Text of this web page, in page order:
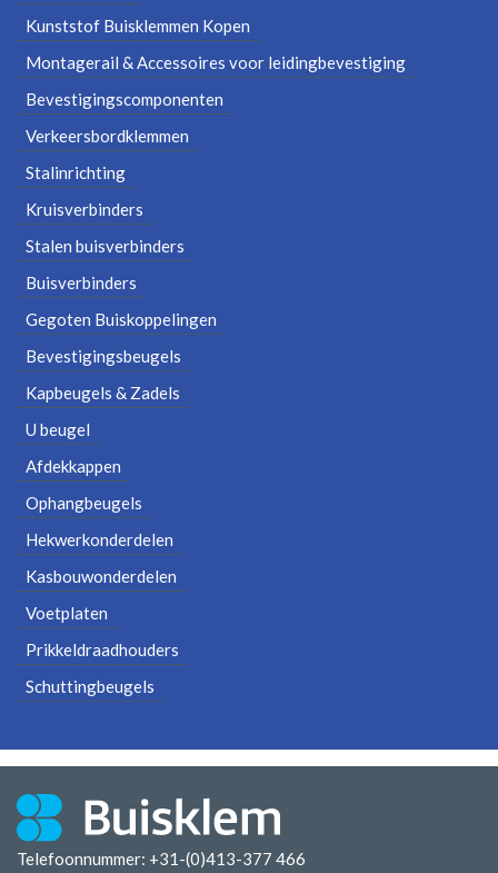
Kunststof Buisklemmen Kopen
Montagerail & Accessoires voor leidingbevestiging
Bevestigingscomponenten
Verkeersbordklemmen
Stalinrichting
Kruisverbinders
Stalen buisverbinders
Buisverbinders
Gegoten Buiskoppelingen
Bevestigingsbeugels
Kapbeugels & Zadels
U beugel
Afdekkappen
Ophangbeugels
Hekwerkonderdelen
Kasbouwonderdelen
Voetplaten
Prikkeldraadhouders
Schuttingbeugels
Telefoonnummer: +31-(0)413-377 466